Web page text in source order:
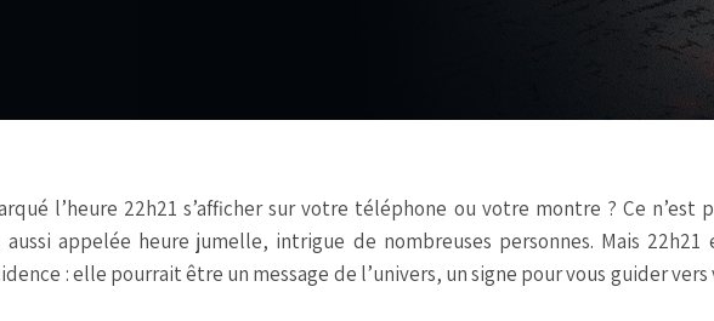
l’heure 22h21 s’afficher sur votre téléphone ou votre montre ? Ce n’est
appelée heure jumelle, intrigue de nombreuses personnes. Mais 22h21
: elle pourrait être un message de l’univers, un signe pour vous guider